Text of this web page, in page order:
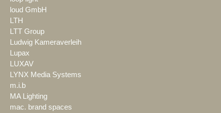
loud GmbH
LTH
LTT Group
Ludwig Kameraverleih
Lupax
LUXAV
LYNX Media Systems
m.i.b
MA Lighting
mac. brand spaces